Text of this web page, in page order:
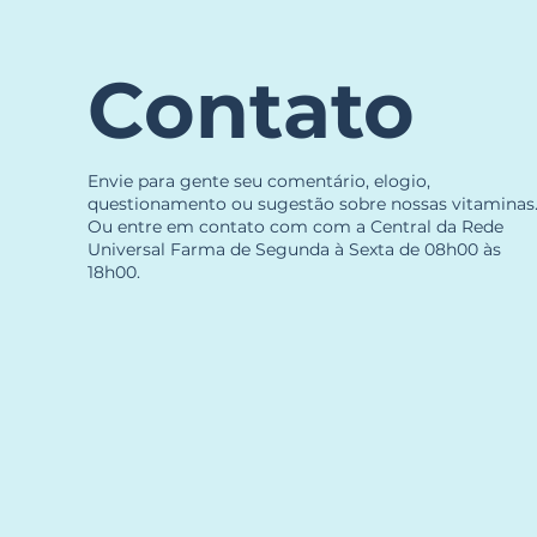
Contato
Envie para gente seu comentário, elogio,
questionamento ou sugestão sobre nossas vitaminas.
Ou entre em contato com com a Central da Rede
Universal Farma de Segunda à Sexta de 08h00 às
18h00.